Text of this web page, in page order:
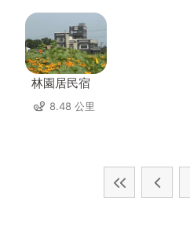
林園居民宿
8.48 公里